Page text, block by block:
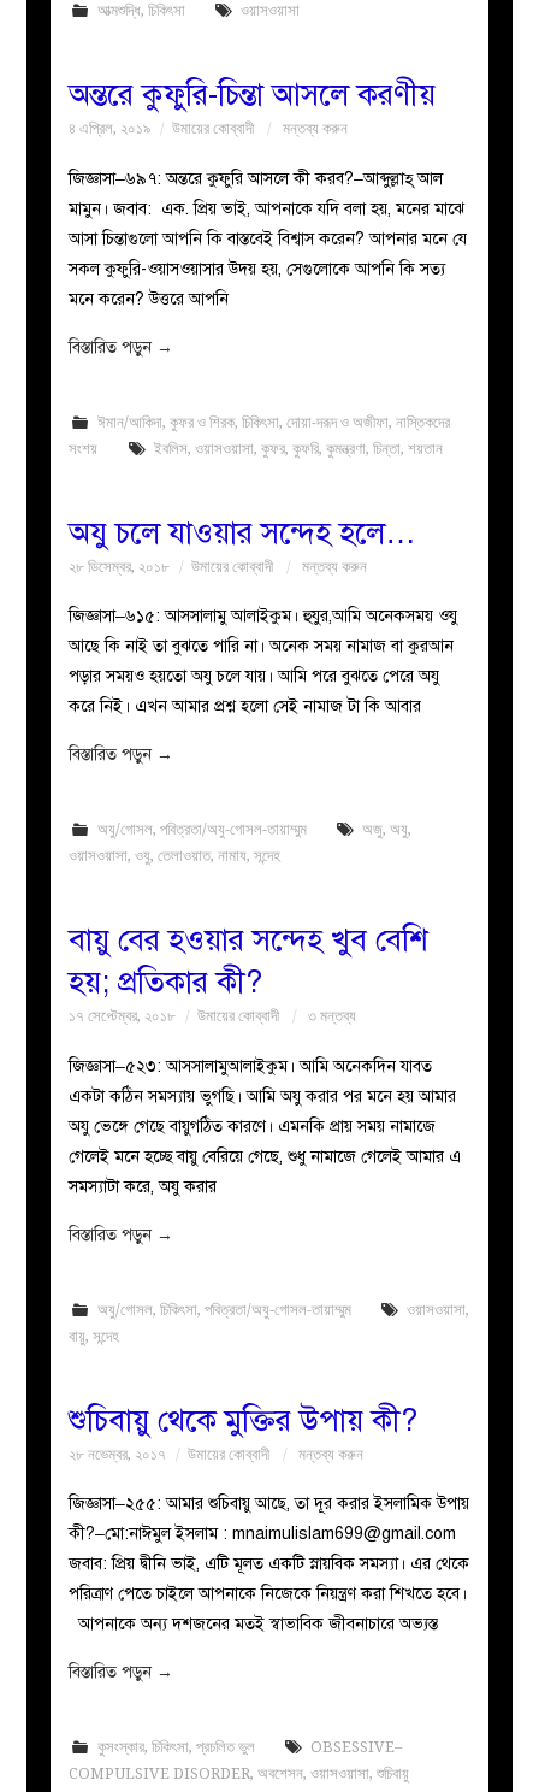
আত্মশুদ্ধি, চিকিৎসা ওয়াসওয়াসা
অন্তরে কুফুরি-চিন্তা আসলে করণীয়
৪ এপ্রিল, ২০১৯ উমায়ের কোব্বাদী মন্তব্য করুন
জিজ্ঞাসা–৬৯৭: অন্তরে কুফুরি আসলে কী করব?–আব্দুল্লাহ্ আল
মামুন। জবাব: এক. প্রিয় ভাই, আপনাকে যদি বলা হয়, মনের মাঝে
আসা চিন্তাগুলো আপনি কি বাস্তবেই বিশ্বাস করেন? আপনার মনে যে
সকল কুফুরি-ওয়াসওয়াসার উদয় হয়, সেগুলোকে আপনি কি সত্য
মনে করেন? উত্তরে আপনি
বিস্তারিত পড়ুন →
ঈমান/আকিদা, কুফর ও শিরক, চিকিৎসা, দোয়া-দরূদ ও অজীফা, নাস্তিকদের
সংশয়
ইবলিস, ওয়াসওয়াসা, কুফর, কুফরি, কুমন্ত্রণা, চিন্তা, শয়তান
অযু চলে যাওয়ার সন্দেহ হলে…
২৮ ডিসেম্বর, ২০১৮ উমায়ের কোব্বাদী মন্তব্য করুন
জিজ্ঞাসা–৬১৫: আসসালামু আলাইকুম। হুযুর,আমি অনেকসময় ওযু
আছে কি নাই তা বুঝতে পারি না। অনেক সময় নামাজ বা কুরআন
পড়ার সময়ও হয়তো অযু চলে যায়। আমি পরে বুঝতে পেরে অযু
করে নিই। এখন আমার প্রশ্ন হলো সেই নামাজ টা কি আবার
বিস্তারিত পড়ুন →
অযু/গোসল, পবিত্রতা/অযু-গোসল-তায়াম্মুম অজু, অযু,
ওয়াসওয়াসা,ওযু,তেলাওয়াত,নামায,সন্দেহ
বায়ু বের হওয়ার সন্দেহ খুব বেশি
হয়; প্রতিকার কী?
১৭ সেপ্টেম্বর, ২০১৮ উমায়ের কোব্বাদী ৩ মন্তব্য
জিজ্ঞাসা–৫২৩: আসসালামুআলাইকুম। আমি অনেকদিন যাবত
একটা কঠিন সমস্যায় ভুগছি। আমি অযু করার পর মনে হয় আমার
অযু ভেঙ্গে গেছে বায়ুগঠিত কারণে। এমনকি প্রায় সময় নামাজে
গেলেই মনে হচ্ছে বায়ু বেরিয়ে গেছে, শুধু নামাজে গেলেই আমার এ
সমস্যাটা করে, অযু করার
বিস্তারিত পড়ুন →
অযু/গোসল, চিকিৎসা, পবিত্রতা/অযু-গোসল-তায়াম্মুম ওয়াসওয়াসা,
বায়ু,সন্দেহ
শুচিবায়ু থেকে মুক্তির উপায় কী?
২৮ নভেম্বর, ২০১৭ উমায়ের কোব্বাদী মন্তব্য করুন
জিজ্ঞাসা–২৫৫: আমার শুচিবায়ু আছে, তা দূর করার ইসলামিক উপায়
কী?–মো:নাঈমুল ইসলাম :mnaimulislam699@gmail.com
জবাব: প্রিয় দ্বীনি ভাই, এটি মূলত একটি স্নায়বিক সমস্যা। এর থেকে
পরিত্রাণ পেতে চাইলে আপনাকে নিজেকে নিয়ন্ত্রণ করা শিখতে হবে।
আপনাকে অন্য দশজনের মতই স্বাভাবিক জীবনাচারে অভ্যস্ত
বিস্তারিত পড়ুন →
কুসংস্কার, চিকিৎসা, প্রচলিত ভুল
OBSESSIVE–
COMPULSIVE DISORDER,অবশেসন,ওয়াসওয়াসা,শুচিবায়ু